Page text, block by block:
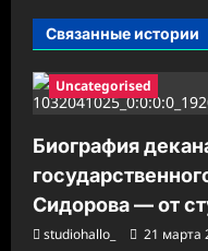
и
Связанные истории
Uncategorised
Биография
Сидорова — от
studiohallo_ 21 марта